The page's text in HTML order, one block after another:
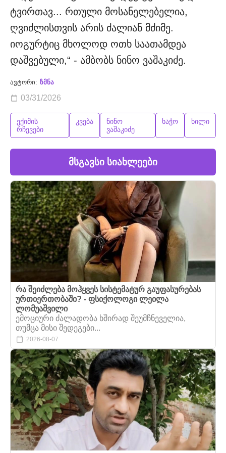
ტვირთავ... რთული მოსანელებელია,
ღვიძლისთვის არის ძალიან მძიმე.
იოგურტიც მხოლოდ ოთხ საათამდეა
დაშვებული,“ - ამბობს ნინო ვაშაკიძე.
ავტორი: ზმნა
03/31/2026
ექიმის
რჩევები
კვება
ნინო
ვაშაკიძე
ხაჭო ხილი
მსგავსი სიახლეები
რა შეიძლება მოჰყვეს სისტემატურ გაუფასურებას
ურთიერთობაში? - ფსიქოლოგი ლეილა
ლომუაშვილი
ემოციური ძალადობა ხშირად შეუმჩნეველია,
თუმცა მისი შედეგები...
2026-08-07